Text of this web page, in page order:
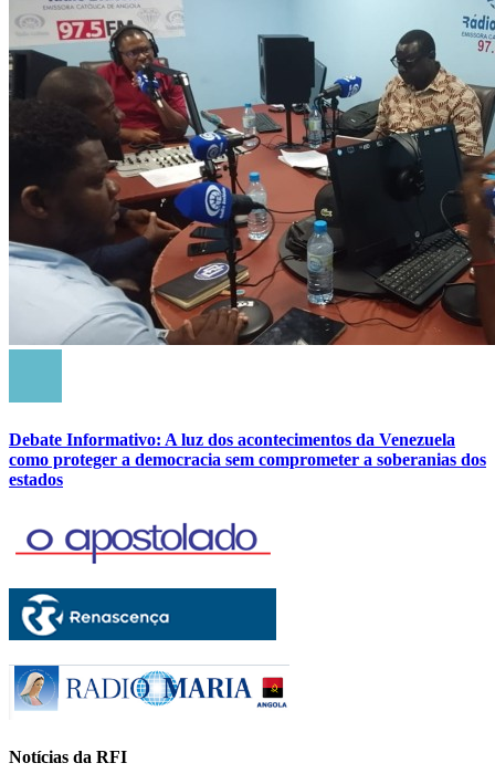
Debate Informativo: A luz dos acontecimentos da Venezuela
como proteger a democracia sem comprometer a soberanias dos
estados
Notícias da RFI